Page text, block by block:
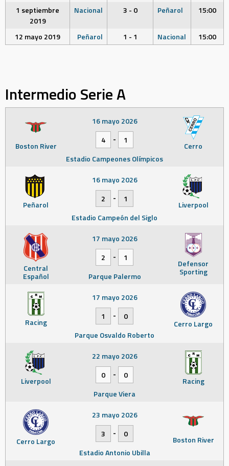
1 septiembre
2019
Nacional 3 - 0 Peñarol 15:00
12 mayo 2019 Peñarol 1 - 1 Nacional 15:00
Intermedio Serie A
Boston River Cerro
16 mayo 2026
4
-
1
Estadio Campeones Olímpicos
Peñarol Liverpool
16 mayo 2026
2
-
1
Estadio Campeón del Siglo
Central
Español
Defensor
Sporting
17 mayo 2026
2
-
1
Parque Palermo
Racing Cerro Largo
17 mayo 2026
1
-
0
Parque Osvaldo Roberto
Liverpool Racing
22 mayo 2026
0
-
0
Parque Viera
Cerro Largo Boston River
23 mayo 2026
3
-
0
Estadio Antonio Ubilla